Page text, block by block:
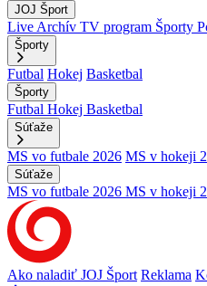
JOJ Šport
Live Archív TV program Športy
Športy
Futbal Hokej Basketbal
Športy
Futbal Hokej Basketbal
Súťaže
MS vo futbale 2026 MS v hokeji
Súťaže
MS vo futbale 2026 MS v hokeji
Ako naladiť JOJ Šport Reklama